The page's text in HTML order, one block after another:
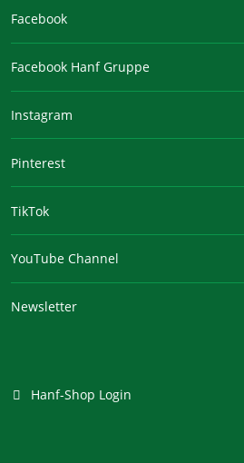
Facebook
Facebook Hanf Gruppe
Instagram
Pinterest
TikTok
YouTube Channel
Newsletter
Hanf-Shop Login